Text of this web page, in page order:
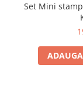
Set Mini